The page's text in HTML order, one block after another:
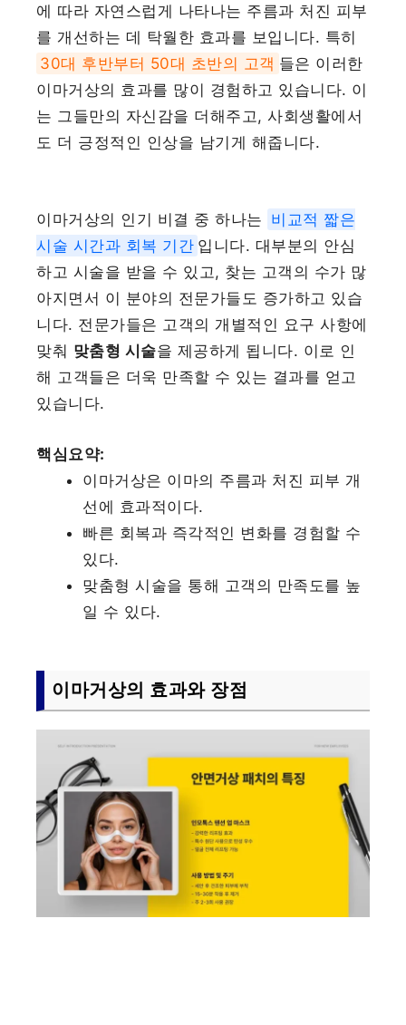
에 따라 자연스럽게 나타나는 주름과 처진 피부
를 개선하는 데 탁월한 효과를 보입니다. 특히
30대 후반부터 50대 초반의 고객 들은 이러한
이마거상의 효과를 많이 경험하고 있습니다. 이
는 그들만의 자신감을 더해주고, 사회생활에서
도 더 긍정적인 인상을 남기게 해줍니다.
이마거상의 인기 비결 중 하나는 비교적 짧은
시술 시간과 회복 기간 입니다. 대부분의 안심
하고 시술을 받을 수 있고, 찾는 고객의 수가 많
아지면서 이 분야의 전문가들도 증가하고 있습
니다. 전문가들은 고객의 개별적인 요구 사항에
맞춰 맞춤형 시술을 제공하게 됩니다. 이로 인
해 고객들은 더욱 만족할 수 있는 결과를 얻고
있습니다.
핵심요약:
이마거상은 이마의 주름과 처진 피부 개
선에 효과적이다.
빠른 회복과 즉각적인 변화를 경험할 수
있다.
맞춤형 시술을 통해 고객의 만족도를 높
일 수 있다.
이마거상의 효과와 장점